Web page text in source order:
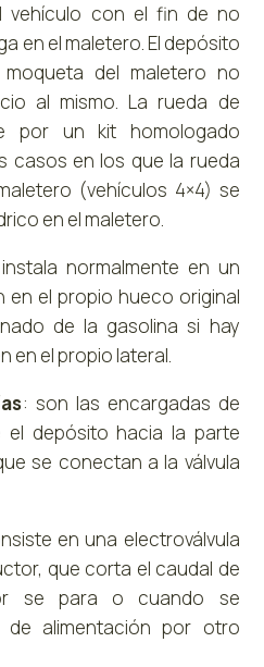
vehículo con el fin de no
en el maletero. El depósito
del maletero no
al mismo. La rueda de
por un kit homologado
casos en los que la rueda
(vehículos 4×4) se
en el maletero.
normalmente en un
en el propio hueco original
de la gasolina si hay
en el propio lateral.
: son las encargadas de
el depósito hacia la parte
se conectan a la válvula
en una electroválvula
que corta el caudal de
se para o cuando se
de alimentación por otro